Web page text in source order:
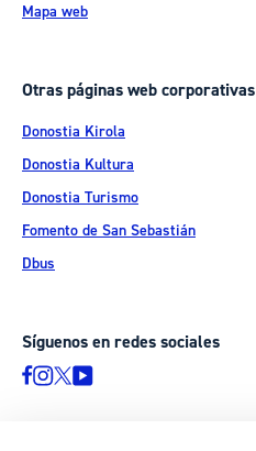
Mapa web
Otras páginas web corporativas
Donostia Kirola
Donostia Kultura
Donostia Turismo
Fomento de San Sebastián
Dbus
Síguenos en redes sociales